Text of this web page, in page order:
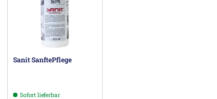
Sanit SanftePflege
Sofort lieferbar